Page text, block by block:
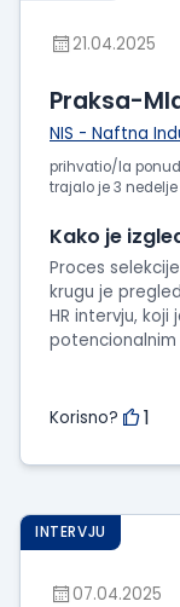
21.04.2025
Praksa-
NIS - Naftna
prihvatio/la
trajalo je 3 nedelje
Kako je
Proces
krugu je
HR intervju,
Korisno? 1
INTERVJU
07.04.2025